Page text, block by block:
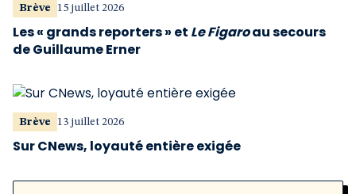
Brève 15 juillet 2026
Les « grands reporters » et Le Figaroau secours
de Guillaume Erner
Brève 13 juillet 2026
Sur CNews, loyauté entière exigée